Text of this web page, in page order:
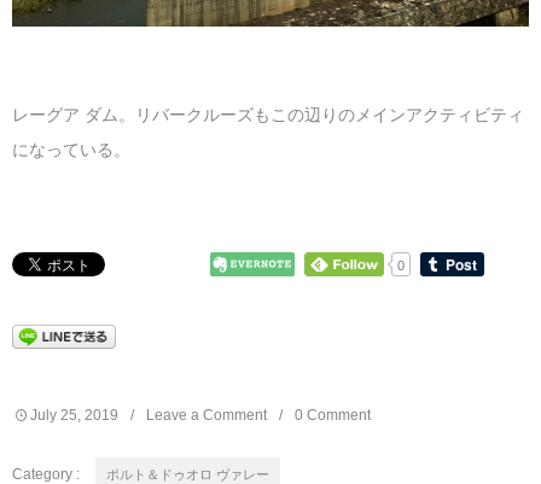
レーグア ダム。リバークルーズもこの辺りのメインアクティビティ
になっている。
0
July 25 2019 Leave a Comment 0 Comment
Category : ポルト＆ドゥオロ ヴァレー